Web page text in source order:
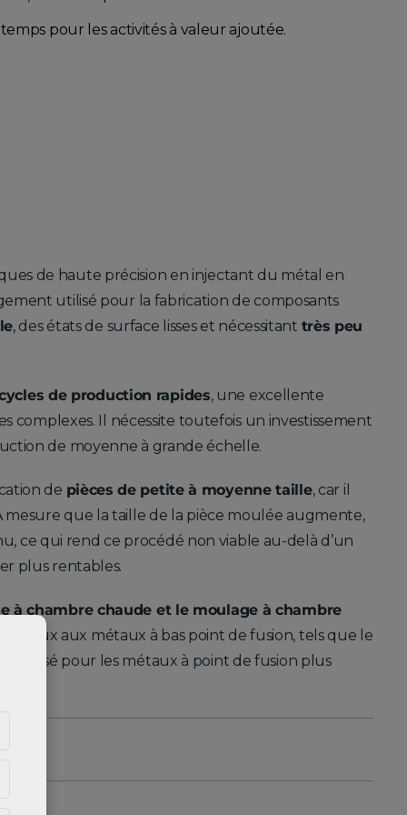
pour les activités à valeur ajoutée.
de haute précision en injectant du métal en
utilisé pour la fabrication de composants
, des états de surface lisses et nécessitant très peu
de production rapides, une excellente
complexes. Il nécessite toutefois un investissement
de moyenne à grande échelle.
de pièces de petite à moyenne taille, car il
mesure que la taille de la pièce moulée augmente,
ce qui rend ce procédé non viable au-delà d’un
plus rentables.
à chambre chaude et le moulage à chambre
mieux aux métaux à bas point de fusion, tels que le
utilisé pour les métaux à point de fusion plus